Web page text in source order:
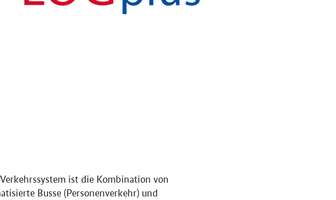
ist die Kombination von
Busse (Personenverkehr) und